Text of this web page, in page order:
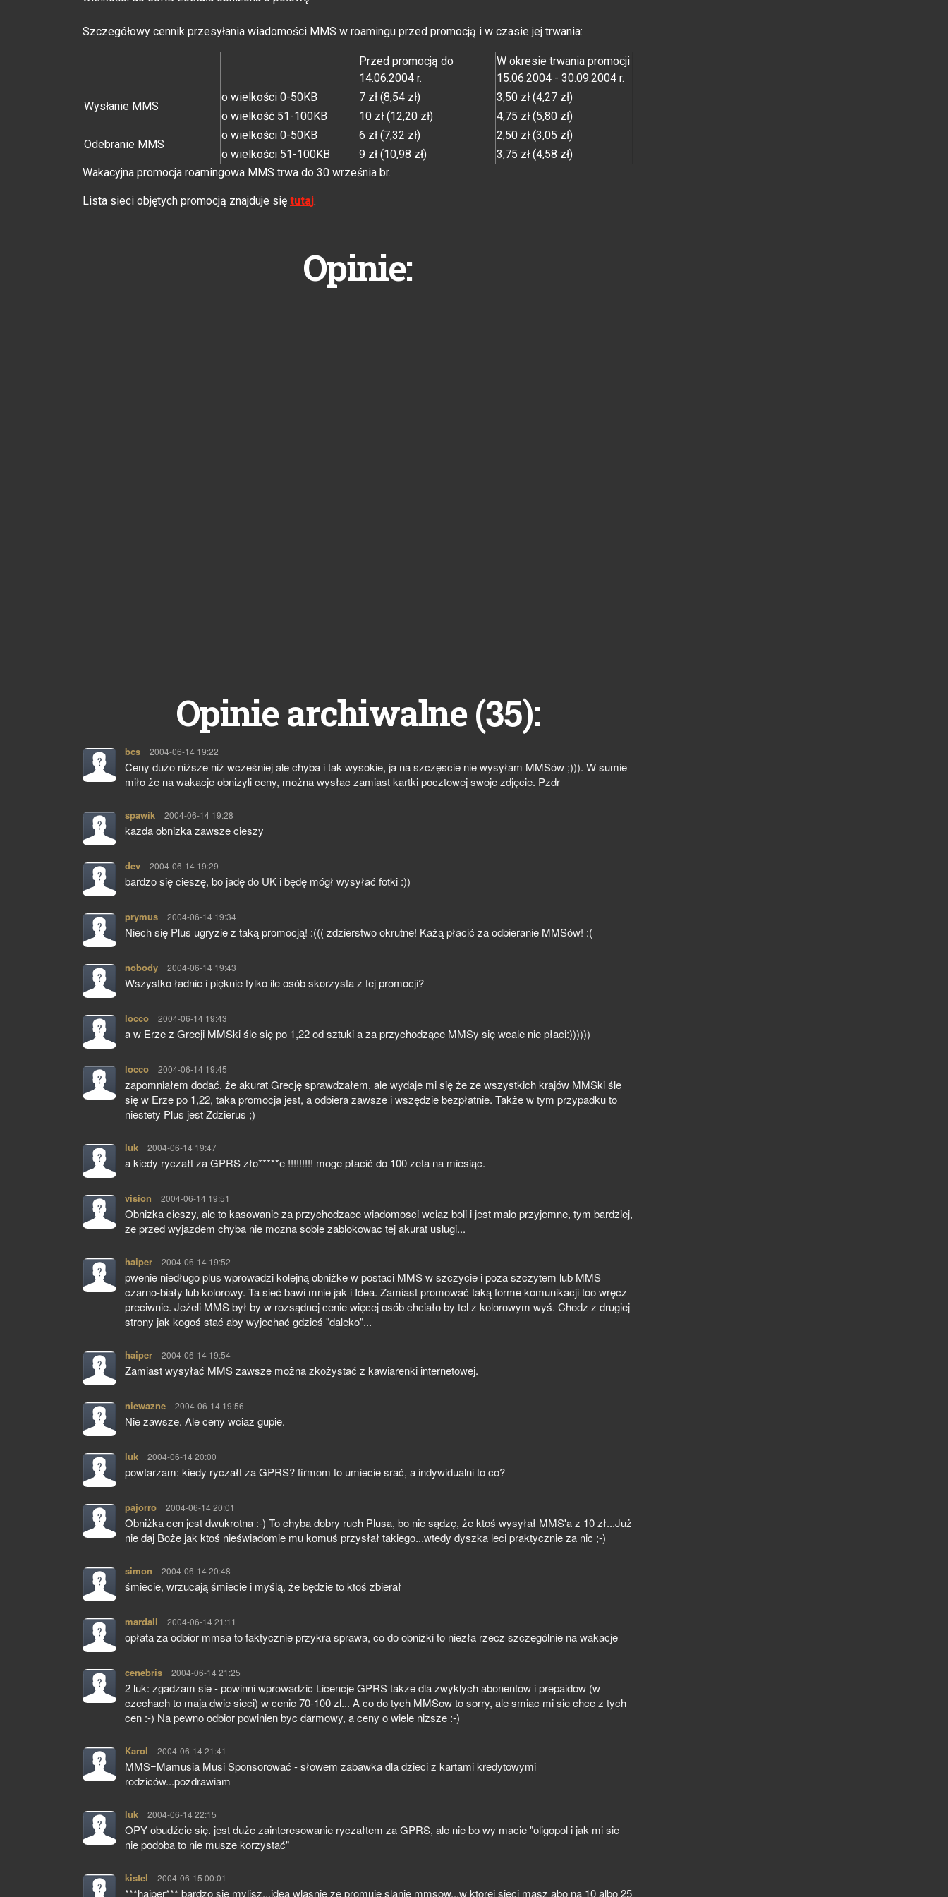
Szczegółowy cennik przesyłania wiadomości MMS w roamingu przed promocją i w czasie jej trwania:
Przed promocją do
14.06.2004 r.
W okresie trwania promocji
15.06.2004 - 30.09.2004 r.
Wysłanie MMS
o wielkości 0-50KB 7 zł (8,54 zł)
3,50 zł (4,27 zł)
o wielkość 51-100KB
10 zł (12,20 zł) 4,75 zł (5,80 zł)
Odebranie MMS
o wielkości 0-50KB 6 zł (7,32 zł)
2,50 zł (3,05 zł)
o wielkości 51-100KB
9 zł (10,98 zł)
3,75 zł (4,58 zł)
Wakacyjna promocja roamingowa MMS trwa do 30 września br.
Lista sieci objętych promocją znajduje się tutaj.
Opinie:
Opinie archiwalne (35):
bcs pisze:
2004-06-14 19:22
Ceny dużo niższe niż wcześniej ale chyba i tak wysokie, ja na szczęscie nie wysyłam MMSów ;))). W sumie
miło że na wakacje obnizyli ceny, można wysłac zamiast kartki pocztowej swoje zdjęcie. Pzdr
spawik pisze:
2004-06-14 19:28
kazda obnizka zawsze cieszy
dev pisze:
2004-06-14 19:29
bardzo się cieszę, bo jadę do UK i będę mógł wysyłać fotki :))
prymus pisze:
2004-06-14 19:34
Niech się Plus ugryzie z taką promocją! :((( zdzierstwo okrutne! Każą płacić za odbieranie MMSów! :(
nobody pisze:
2004-06-14 19:43
Wszystko ładnie i pięknie tylko ile osób skorzysta z tej promocji?
locco pisze:
2004-06-14 19:43
a w Erze z Grecji MMSki śle się po 1,22 od sztuki a za przychodzące MMSy się wcale nie płaci:))))))
locco pisze:
2004-06-14 19:45
zapomniałem dodać, że akurat Grecję sprawdzałem, ale wydaje mi się że ze wszystkich krajów MMSki śle
się w Erze po 1,22, taka promocja jest, a odbiera zawsze i wszędzie bezpłatnie. Także w tym przypadku to
niestety Plus jest Zdzierus ;)
luk pisze:
2004-06-14 19:47
a kiedy ryczałt za GPRS zło*****e !!!!!!!!! moge płacić do 100 zeta na miesiąc.
vision pisze:
2004-06-14 19:51
Obnizka cieszy, ale to kasowanie za przychodzace wiadomosci wciaz boli i jest malo przyjemne, tym bardziej,
ze przed wyjazdem chyba nie mozna sobie zablokowac tej akurat uslugi...
haiper pisze:
2004-06-14 19:52
pwenie niedługo plus wprowadzi kolejną obniżke w postaci MMS w szczycie i poza szczytem lub MMS
czarno-biały lub kolorowy. Ta sieć bawi mnie jak i Idea. Zamiast promować taką forme komunikacji too wręcz
preciwnie. Jeżeli MMS był by w rozsądnej cenie więcej osób chciało by tel z kolorowym wyś. Chodz z drugiej
strony jak kogoś stać aby wyjechać gdzieś "daleko"...
haiper pisze:
2004-06-14 19:54
Zamiast wysyłać MMS zawsze można zkożystać z kawiarenki internetowej.
niewazne pisze:
2004-06-14 19:56
Nie zawsze. Ale ceny wciaz gupie.
luk pisze:
2004-06-14 20:00
powtarzam: kiedy ryczałt za GPRS? firmom to umiecie srać, a indywidualni to co?
pajorro pisze:
2004-06-14 20:01
Obniżka cen jest dwukrotna :-) To chyba dobry ruch Plusa, bo nie sądzę, że ktoś wysyłał MMS'a z 10 zł...Już
nie daj Boże jak ktoś nieświadomie mu komuś przysłał takiego...wtedy dyszka leci praktycznie za nic ;-)
simon pisze:
2004-06-14 20:48
śmiecie, wrzucają śmiecie i myślą, że będzie to ktoś zbierał
mardall pisze:
2004-06-14 21:11
opłata za odbior mmsa to faktycznie przykra sprawa, co do obniżki to niezła rzecz szczególnie na wakacje
cenebris pisze:
2004-06-14 21:25
2 luk: zgadzam sie - powinni wprowadzic Licencje GPRS takze dla zwyklych abonentow i prepaidow (w
czechach to maja dwie sieci) w cenie 70-100 zl... A co do tych MMSow to sorry, ale smiac mi sie chce z tych
cen :-) Na pewno odbior powinien byc darmowy, a ceny o wiele nizsze :-)
Karol pisze:
2004-06-14 21:41
MMS=Mamusia Musi Sponsorować - słowem zabawka dla dzieci z kartami kredytowymi
rodziców...pozdrawiam
luk pisze:
2004-06-14 22:15
OPY obudźcie się. jest duże zainteresowanie ryczałtem za GPRS, ale nie bo wy macie "oligopol i jak mi sie
nie podoba to nie musze korzystać"
kistel pisze:
2004-06-15 00:01
***haiper*** bardzo sie mylisz...idea wlasnie ze promuje slanie mmsow...w ktorej sieci masz abo na 10 albo 25